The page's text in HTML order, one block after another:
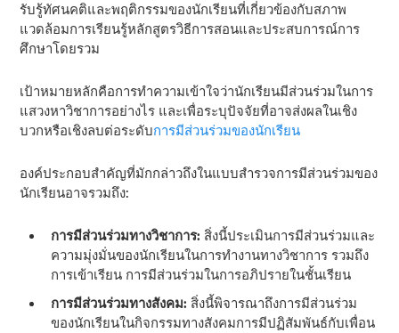
รับรู้ทัศนคติและพฤติกรรมของนักเรียนที่เกี่ยวข้องกับสภาพ
แวดล้อมการเรียนรู้หลักสูตรวิธีการสอนและประสบการณ์การ
ศึกษาโดยรวม
เป้าหมายหลักคือการทําความเข้าใจว่านักเรียนมีส่วนร่วมในการ
แสวงหาวิชาการอย่างไร และเพื่อระบุปัจจัยที่อาจส่งผลในเชิง
บวกหรือเชิงลบต่อระดับการมีส่วนร่วมของนักเรียน
องค์ประกอบสําคัญที่มักกล่าวถึงในแบบสํารวจการมีส่วนร่วมของ
นักเรียนอาจรวมถึง:
การมีส่วนร่วมทางวิชาการ: สิ่งนี้ประเมินการมีส่วนร่วมและ
ความมุ่งมั่นของนักเรียนในการทํางานทางวิชาการ รวมถึง
การเข้าเรียน การมีส่วนร่วมในการอภิปรายในชั้นเรียน
การมีส่วนร่วมทางสังคม: สิ่งนี้พิจารณาถึงการมีส่วนร่วม
ของนักเรียนในกิจกรรมทางสังคมการมีปฏิสัมพันธ์กับเพื่อน